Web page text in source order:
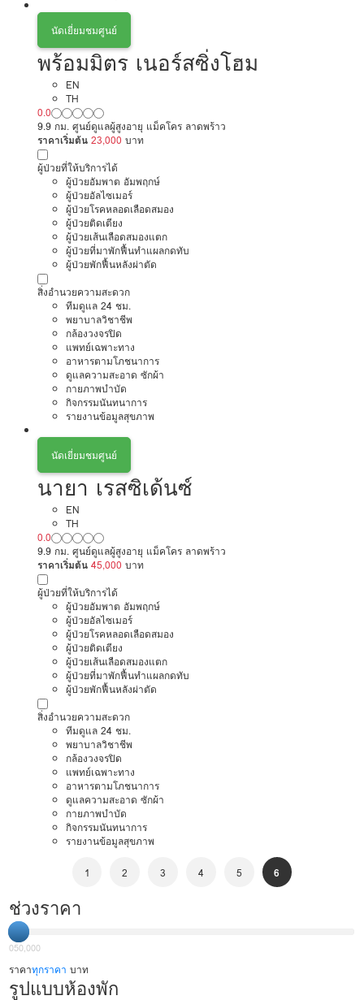
นัดเยี่ยมชมศูนย์
พร้อมมิตร เนอร์สซิ่งโฮม
EN
TH
0.0
9.9 กม. ศูนย์ดูแลผู้สูงอายุ แม็คโคร ลาดพร้าว
ราคาเริ่มต้น 23,000 บาท
ผู้ป่วยที่ให้บริการได้
ผู้ป่วยอัมพาต อัมพฤกษ์
ผู้ป่วยอัลไซเมอร์
ผู้ป่วยโรคหลอดเลือดสมอง
ผู้ป่วยติดเตียง
ผู้ป่วยเส้นเลือดสมองแตก
ผู้ป่วยที่มาพักฟื้นทำแผลกดทับ
ผู้ป่วยพักฟื้นหลังผ่าตัด
สิ่งอำนวยความสะดวก
ทีมดูแล 24 ชม.
พยาบาลวิชาชีพ
กล้องวงจรปิด
แพทย์เฉพาะทาง
อาหารตามโภชนาการ
ดูแลความสะอาด ซักผ้า
กายภาพบำบัด
กิจกรรมนันทนาการ
รายงานข้อมูลสุขภาพ
นัดเยี่ยมชมศูนย์
นายา เรสซิเด้นซ์
EN
TH
0.0
9.9 กม. ศูนย์ดูแลผู้สูงอายุ แม็คโคร ลาดพร้าว
ราคาเริ่มต้น 45,000 บาท
ผู้ป่วยที่ให้บริการได้
ผู้ป่วยอัมพาต อัมพฤกษ์
ผู้ป่วยอัลไซเมอร์
ผู้ป่วยโรคหลอดเลือดสมอง
ผู้ป่วยติดเตียง
ผู้ป่วยเส้นเลือดสมองแตก
ผู้ป่วยที่มาพักฟื้นทำแผลกดทับ
ผู้ป่วยพักฟื้นหลังผ่าตัด
สิ่งอำนวยความสะดวก
ทีมดูแล 24 ชม.
พยาบาลวิชาชีพ
กล้องวงจรปิด
แพทย์เฉพาะทาง
อาหารตามโภชนาการ
ดูแลความสะอาด ซักผ้า
กายภาพบำบัด
กิจกรรมนันทนาการ
รายงานข้อมูลสุขภาพ
1 2 3 4 5 6
ช่วงราคา
050,000
ราคาทุกราคา บาท
รูปแบบห้องพัก